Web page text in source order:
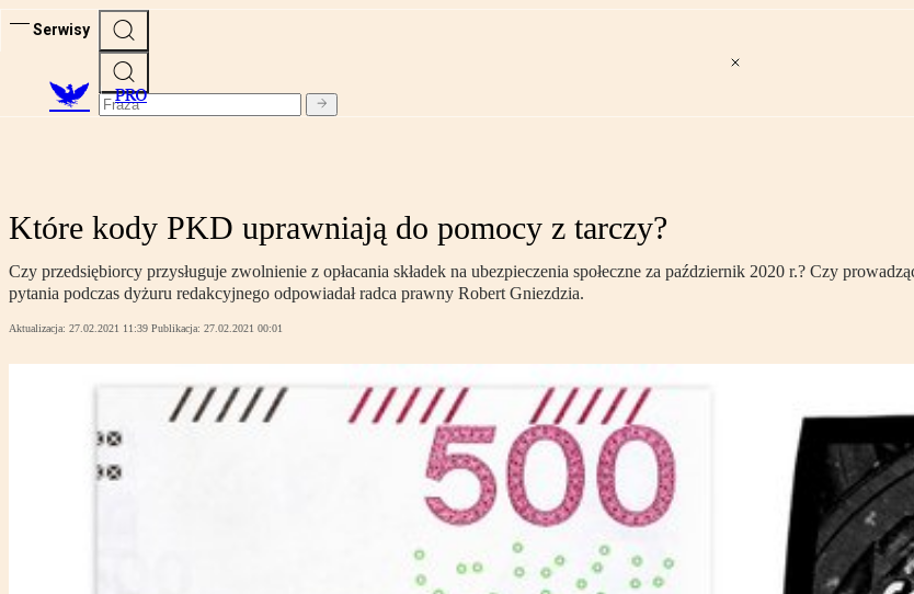
Serwisy
PRO
Które kody PKD uprawniają do pomocy z tarczy?
Czy przedsiębiorcy przysługuje zwolnienie z opłacania składek na ubezpieczenia społeczne za październik 2020 r.? Czy
pytania podczas dyżuru redakcyjnego odpowiadał radca prawny Robert Gniezdzia.
Aktualizacja: 27.02.2021 11:39 Publikacja: 27.02.2021 00:01